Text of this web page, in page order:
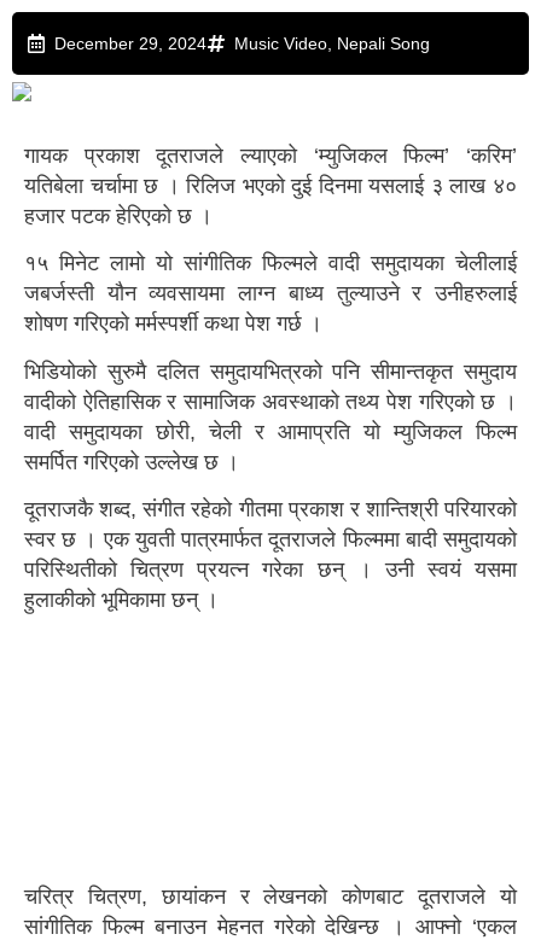
December 29, 2024 Music Video Nepali Song
गायक प्रकाश दूतराजले ल्याएको ‘म्युजिकल फिल्म’ ‘करिम’
यतिबेला चर्चामा छ । रिलिज भएको दुई दिनमा यसलाई ३ लाख ४०
हजार पटक हेरिएको छ ।
१५ मिनेट लामो यो सांगीतिक फिल्मले वादी समुदायका चेलीलाई
जबर्जस्ती यौन व्यवसायमा लाग्न बाध्य तुल्याउने र उनीहरुलाई
शोषण गरिएको मर्मस्पर्शी कथा पेश गर्छ ।
भिडियोको सुरुमै दलित समुदायभित्रको पनि सीमान्तकृत समुदाय
वादीको ऐतिहासिक र सामाजिक अवस्थाको तथ्य पेश गरिएको छ ।
वादी समुदायका छोरी, चेली र आमाप्रति यो म्युजिकल फिल्म
समर्पित गरिएको उल्लेख छ ।
दूतराजकै शब्द, संगीत रहेको गीतमा प्रकाश र शान्तिश्री परियारको
स्वर छ । एक युवती पात्रमार्फत दूतराजले फिल्ममा बादी समुदायको
परिस्थितीको चित्रण प्रयत्न गरेका छन् । उनी स्वयं यसमा
हुलाकीको भूमिकामा छन् ।
चरित्र चित्रण, छायांकन र लेखनको कोणबाट दूतराजले यो
सांगीतिक फिल्म बनाउन मेहनत गरेको देखिन्छ । आफ्नो ‘एकल